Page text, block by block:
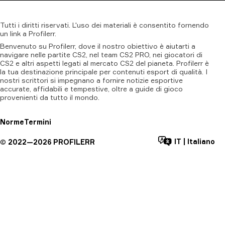
Tutti i diritti riservati. L'uso dei materiali è consentito fornendo
un link a Profilerr.
Benvenuto su Profilerr, dove il nostro obiettivo è aiutarti a
navigare nelle partite CS2, nel team CS2 PRO, nei giocatori di
CS2 e altri aspetti legati al mercato CS2 del pianeta. Profilerr è
la tua destinazione principale per contenuti esport di qualità. I
nostri scrittori si impegnano a fornire notizie esportive
accurate, affidabili e tempestive, oltre a guide di gioco
provenienti da tutto il mondo.
NormeTermini
© 2022—2026 PROFILERR IT Italiano